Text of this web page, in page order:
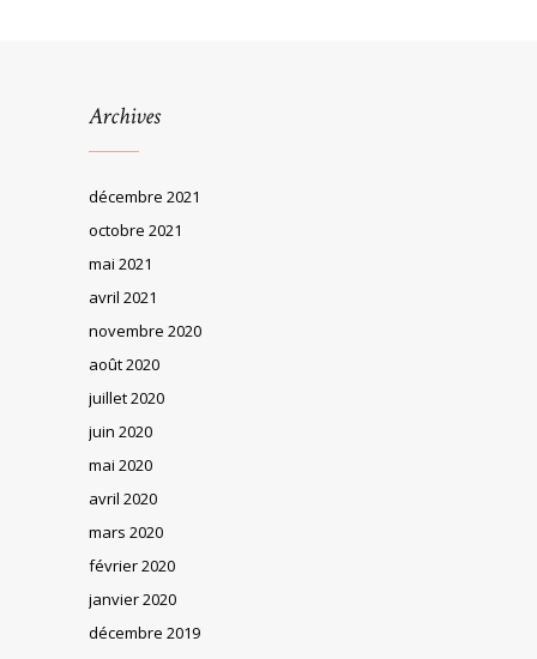
Archives
décembre 2021
octobre 2021
mai 2021
avril 2021
novembre 2020
août 2020
juillet 2020
juin 2020
mai 2020
avril 2020
mars 2020
février 2020
janvier 2020
décembre 2019